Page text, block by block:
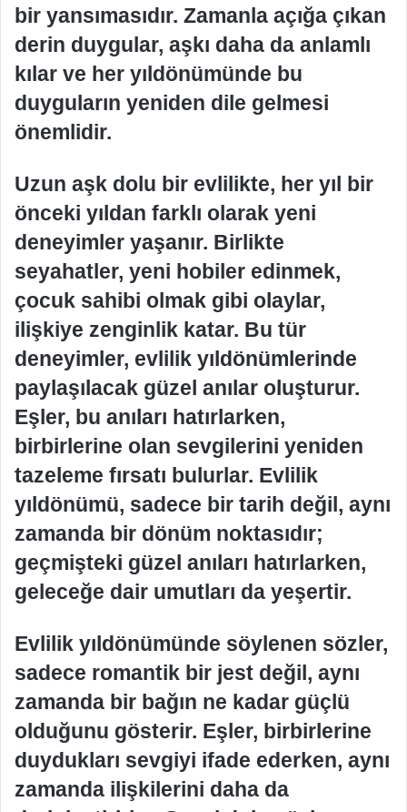
bir yansımasıdır. Zamanla açığa çıkan
derin duygular, aşkı daha da anlamlı
kılar ve her yıldönümünde bu
duyguların yeniden dile gelmesi
önemlidir.
Uzun aşk dolu bir evlilikte, her yıl bir
önceki yıldan farklı olarak yeni
deneyimler yaşanır. Birlikte
seyahatler, yeni hobiler edinmek,
çocuk sahibi olmak gibi olaylar,
ilişkiye zenginlik katar. Bu tür
deneyimler, evlilik yıldönümlerinde
paylaşılacak güzel anılar oluşturur.
Eşler, bu anıları hatırlarken,
birbirlerine olan sevgilerini yeniden
tazeleme fırsatı bulurlar. Evlilik
yıldönümü, sadece bir tarih değil, aynı
zamanda bir dönüm noktasıdır;
geçmişteki güzel anıları hatırlarken,
geleceğe dair umutları da yeşertir.
Evlilik yıldönümünde söylenen sözler,
sadece romantik bir jest değil, aynı
zamanda bir bağın ne kadar güçlü
olduğunu gösterir. Eşler, birbirlerine
duydukları sevgiyi ifade ederken, aynı
zamanda ilişkilerini daha da